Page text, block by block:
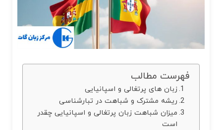
فهرست مطالب
زبان های پرتغالی و اسپانیایی
ریشه مشترک و شباهت در تبارشناسی
میزان شباهت زبان پرتغالی و اسپانیایی چقدر
است